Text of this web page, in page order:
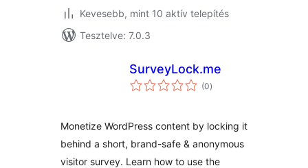
Kevesebb, mint 10 aktív telepítés
Tesztelve: 7.0.3
SurveyLock.me
(0értékelés
összesen
)
Monetize WordPress content by locking it
behind a short, brand-safe & anonymous
visitor survey. Learn how to use the